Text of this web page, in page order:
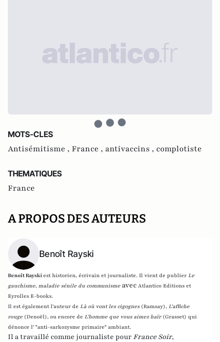
MOTS-CLES
Antisémitisme , France , antivaccins , complotiste
THEMATIQUES
France
A PROPOS DES AUTEURS
Benoît Rayski
Benoît Rayskiest historien, écrivain et journaliste. Il vient de publier Le
gauchisme, maladie sénile du communisme avec Atlantico Editions et
Eyrolles E-books.
Il est également l'auteur de Là où vont les cigognes (Ramsay), L'affiche
rouge (Denoël), ou encore de L'homme que vous aimez haïr (Grasset) qui
dénonce l' "anti-sarkozysme primaire" ambiant.
Il a travaillé comme journaliste pour France Soir,